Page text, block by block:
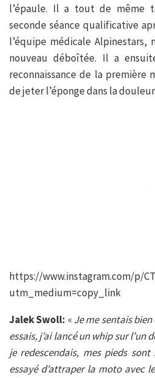
l’épaule. Il a tout de même
seconde séance qualificative
l’équipe médicale Alpinestars,
nouveau déboîtée. Il a
reconnaissance de la première
de jeter l’éponge dans la douleur.
https://www.instagram.com/p/
utm_medium=copy_link
Jalek Swoll: «Je me sentais
essais, j’ai lancé un whip sur l’un
je redescendais, mes pieds sont
essayé d’attraper la moto avec